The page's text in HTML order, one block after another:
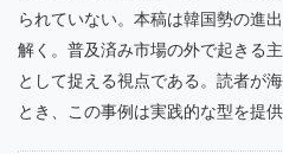
られていない。本稿は韓国勢の進
解く。普及済み市場の外で起きる
として捉える視点である。読者が
とき、この事例は実践的な型を提供